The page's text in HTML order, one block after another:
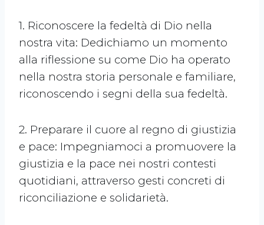
1. Riconoscere la fedeltà di Dio nella
nostra vita: Dedichiamo un momento
alla riflessione su come Dio ha operato
nella nostra storia personale e familiare,
riconoscendo i segni della sua fedeltà.
2. Preparare il cuore al regno di giustizia
e pace: Impegniamoci a promuovere la
giustizia e la pace nei nostri contesti
quotidiani, attraverso gesti concreti di
riconciliazione e solidarietà.